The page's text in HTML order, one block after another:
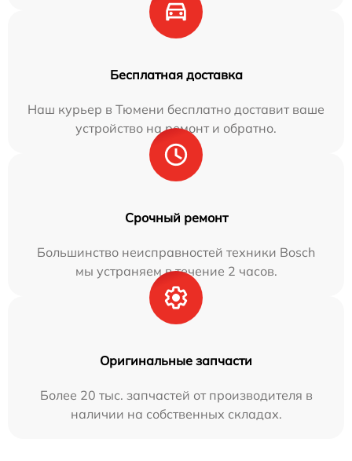
Бесплатная доставка
Наш курьер в Тюмени бесплатно доставит ваше
устройство на ремонт и обратно.
Срочный ремонт
Большинство неисправностей техники Bosch
мы устраняем в течение 2 часов.
Оригинальные запчасти
Более 20 тыс. запчастей от производителя в
наличии на собственных складах.